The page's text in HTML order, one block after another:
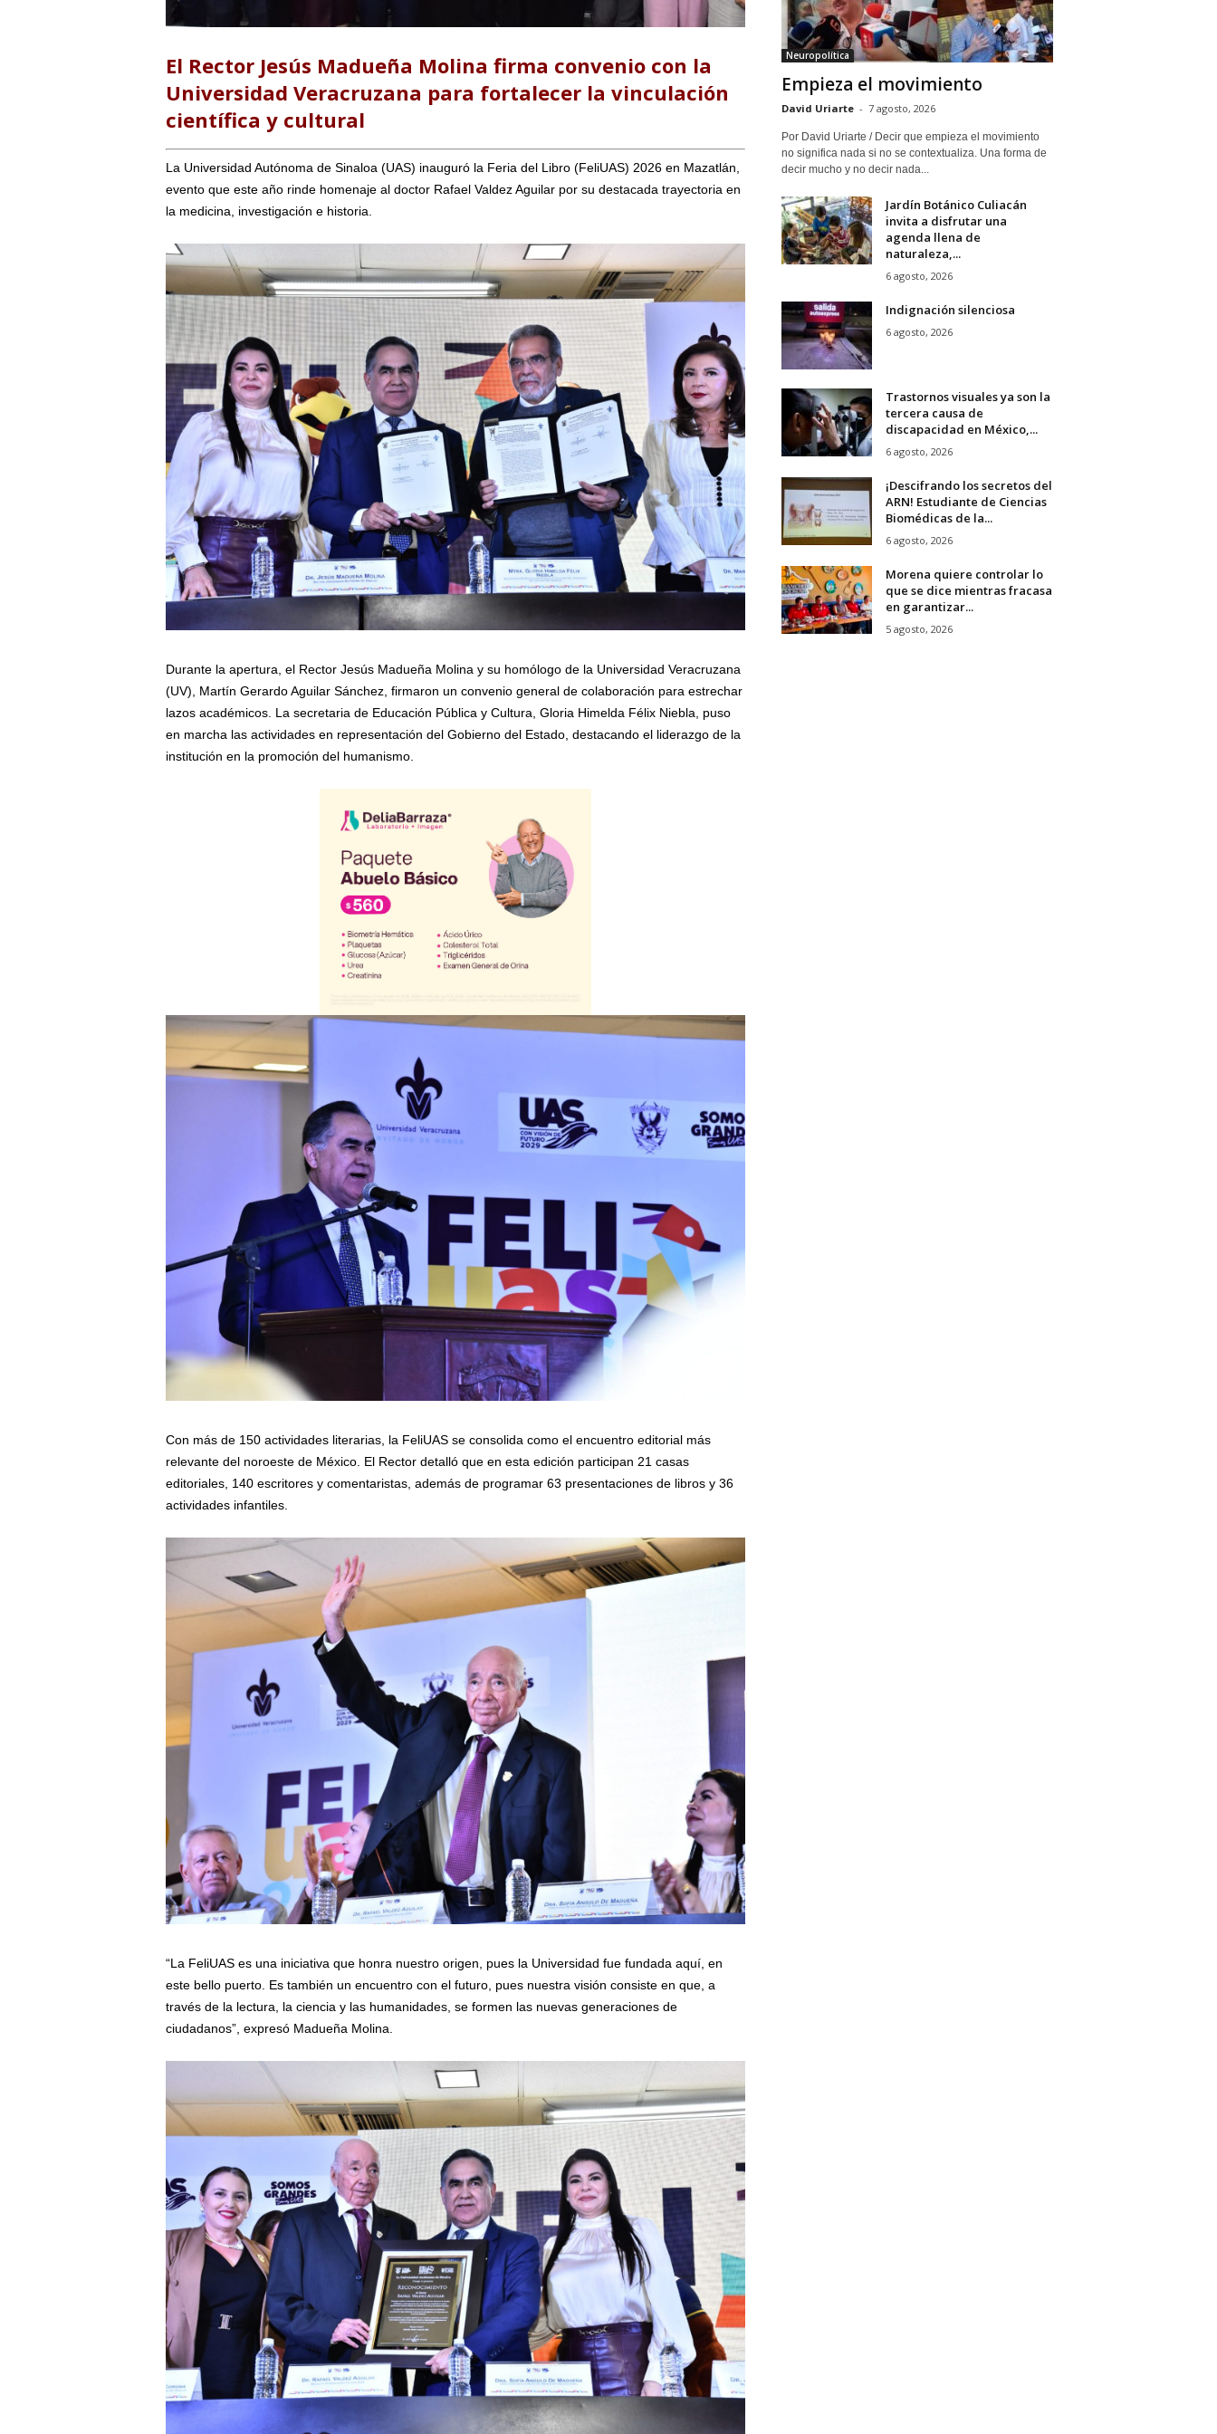
El Rector Jesús Madueña Molina firma convenio con la
Universidad Veracruzana para fortalecer la vinculación
científica y cultural
La Universidad Autónoma de Sinaloa (UAS) inauguró la Feria del Libro (FeliUAS) 2026 en Mazatlán,
evento que este año rinde homenaje al doctor Rafael Valdez Aguilar por su destacada trayectoria en
la medicina, investigación e historia.
Durante la apertura, el Rector Jesús Madueña Molina y su homólogo de la Universidad Veracruzana
(UV), Martín Gerardo Aguilar Sánchez, firmaron un convenio general de colaboración para estrechar
lazos académicos. La secretaria de Educación Pública y Cultura, Gloria Himelda Félix Niebla, puso
en marcha las actividades en representación del Gobierno del Estado, destacando el liderazgo de la
institución en la promoción del humanismo.
Con más de 150 actividades literarias, la FeliUAS se consolida como el encuentro editorial más
relevante del noroeste de México. El Rector detalló que en esta edición participan 21 casas
editoriales, 140 escritores y comentaristas, además de programar 63 presentaciones de libros y 36
actividades infantiles.
“La FeliUAS es una iniciativa que honra nuestro origen, pues la Universidad fue fundada aquí, en
este bello puerto. Es también un encuentro con el futuro, pues nuestra visión consiste en que, a
través de la lectura, la ciencia y las humanidades, se formen las nuevas generaciones de
ciudadanos”, expresó Madueña Molina.
Neuropolítica
Empieza el movimiento
David Uriarte - 7 agosto, 2026
Por David Uriarte / Decir que empieza el movimiento
no significa nada si no se contextualiza. Una forma de
decir mucho y no decir nada...
Jardín Botánico Culiacán
invita a disfrutar una
agenda llena de
naturaleza,...
6 agosto, 2026
Indignación silenciosa
6 agosto, 2026
Trastornos visuales ya son la
tercera causa de
discapacidad en México,...
6 agosto, 2026
¡Descifrando los secretos del
ARN! Estudiante de Ciencias
Biomédicas de la...
6 agosto, 2026
Morena quiere controlar lo
que se dice mientras fracasa
en garantizar...
5 agosto, 2026